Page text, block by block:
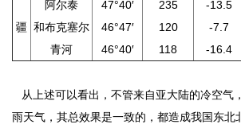
疆
阿尔泰
和布克塞尔
青河
47°40′
46°47′
46°40′
235
120
118
-13.5
-7.7
-16.4
从上述可以看出，不管来自亚大陆的冷空气
雨天气，其总效果是一致的，都造成我国东北